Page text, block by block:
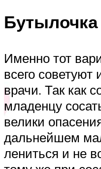
Бутылочка
Именно тот
всего советуют
врачи. Так как
младенцу
велики
дальнейшем
лениться и не